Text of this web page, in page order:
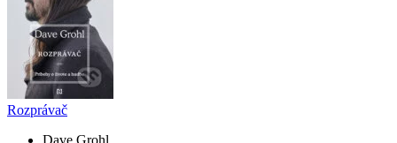
Rozprávač
Dave Grohl